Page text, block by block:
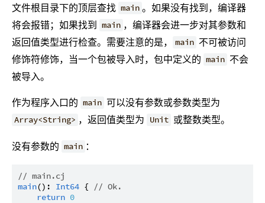
文件根目录下的顶层查找 main 。如果没有找到，编译器
将会报错；如果找到 main ，编译器会进一步对其参数和
返回值类型进行检查。需要注意的是，
main 不可被访问
修饰符修饰，当一个包被导入时，包中定义的 main 不会
被导入。
作为程序入口的 main 可以没有参数或参数类型为
Array<String> ，返回值类型为 Unit 或整数类型。
没有参数的 main ：
// main.cj
main(): Int64 {
// Ok.
return 0